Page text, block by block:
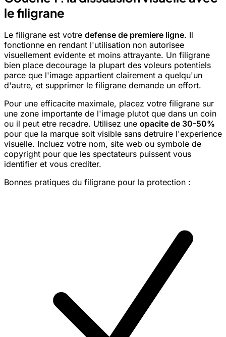
le filigrane
Le filigrane est votre defense de premiere ligne. Il
fonctionne en rendant l'utilisation non autorisee
visuellement evidente et moins attrayante. Un filigrane
bien place decourage la plupart des voleurs potentiels
parce que l'image appartient clairement a quelqu'un
d'autre, et supprimer le filigrane demande un effort.
Pour une efficacite maximale, placez votre filigrane sur
une zone importante de l'image plutot que dans un coin
ou il peut etre recadre. Utilisez une opacite de 30-50%
pour que la marque soit visible sans detruire l'experience
visuelle. Incluez votre nom, site web ou symbole de
copyright pour que les spectateurs puissent vous
identifier et vous crediter.
Bonnes pratiques du filigrane pour la protection :